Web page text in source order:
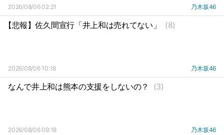
2026/08/06 02:21 乃木坂46
【悲報】佐久間宣行「井上和は売れてない」 (8)
2026/08/06 10:18 乃木坂46
なんで井上和は熊本の支援をしないの？ (3)
2026/08/06 09:18 乃木坂46